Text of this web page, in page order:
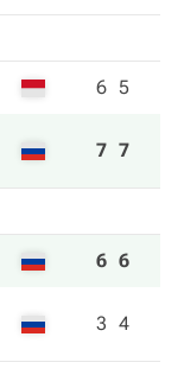
6 5
7 7
6 6
3 4